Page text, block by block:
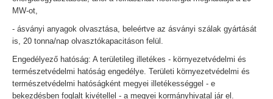
MW-ot,
- ásványi anyagok olvasztása, beleértve az ásványi szálak gyártását
is, 20 tonna/nap olvasztókapacitáson felül.
Engedélyező hatóság: A területileg illetékes - környezetvédelmi és
természetvédelmi hatóság engedélye. Területi környezetvédelmi és
természetvédelmi hatóságként megyei illetékességgel - e
bekezdésben foglalt kivétellel - a megyei kormányhivatal jár el.